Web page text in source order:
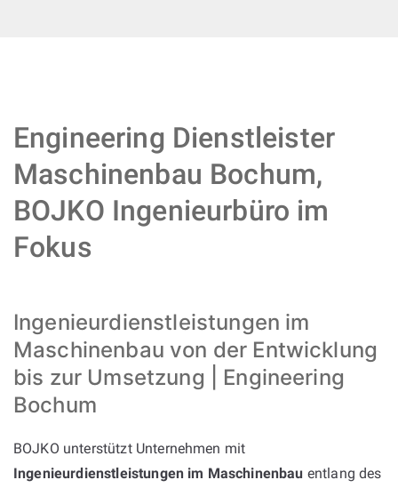
Engineering Dienstleister
Maschinenbau Bochum,
BOJKO Ingenieurbüro im
Fokus
Ingenieurdienstleistungen im
Maschinenbau von der Entwicklung
bis zur Umsetzung | Engineering
Bochum
BOJKO unterstützt Unternehmen mit
Ingenieurdienstleistungen im Maschinenbau entlang des